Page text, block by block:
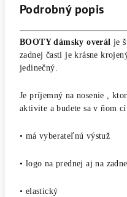
Podrobný popis
BOOTY dámsky overál je
zadnej časti je krásne
jedinečný.
Je príjemný na nosenie ,
aktivite a budete sa v ňom
• má vyberateľnú výstuž
• logo na prednej aj na
• elastický